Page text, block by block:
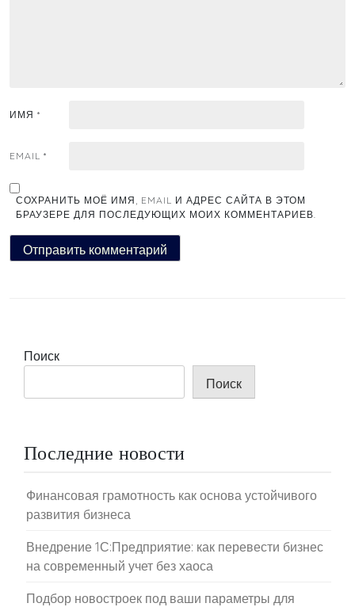
ИМЯ *
EMAIL *
СОХРАНИТЬ МОЁ ИМЯ, EMAIL И АДРЕС САЙТА В ЭТОМ
БРАУЗЕРЕ ДЛЯ ПОСЛЕДУЮЩИХ МОИХ КОММЕНТАРИЕВ.
Поиск
Поиск
Последние новости
Финансовая грамотность как основа устойчивого
развития бизнеса
Внедрение 1С:Предприятие: как перевести бизнес
на современный учет без хаоса
Подбор новостроек под ваши параметры для